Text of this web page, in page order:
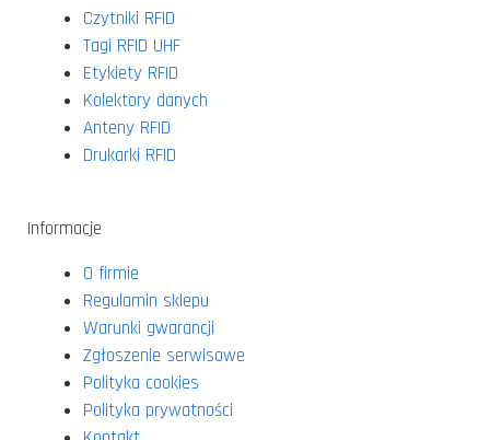
Czytniki RFID
Tagi RFID UHF
Etykiety RFID
Kolektory danych
Anteny RFID
Drukarki RFID
Informacje
O firmie
Regulamin sklepu
Warunki gwarancji
Zgłoszenie serwisowe
Polityka cookies
Polityka prywatności